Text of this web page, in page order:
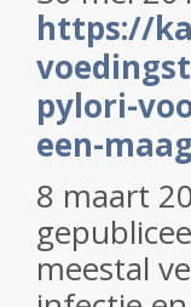
https://
pylori-
een-
8 maart
meestal